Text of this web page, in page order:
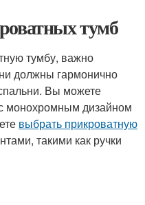
тумб
тумбу, важно
должны гармонично
Вы можете
монохромным дизайном
выбрать прикроватную
такими как ручки